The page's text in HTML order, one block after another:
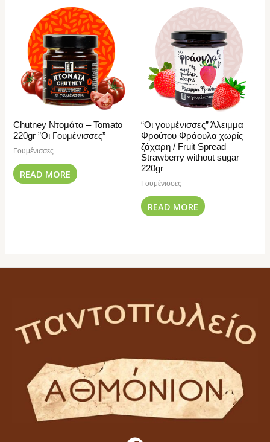
Chutney Ντομάτα – Tomato
220gr ”Οι Γουμένισσες”
Γουμένισσες
READ MORE
“Οι γουμένισσες” Άλειμμα
Φρούτου Φράουλα χωρίς
ζάχαρη / Fruit Spread
Strawberry without sugar
220gr
Γουμένισσες
READ MORE